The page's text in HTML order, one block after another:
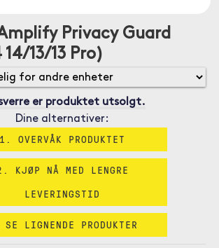
Privacy Guard
13/13 Pro)
er produktet utsolgt.
Dine alternativer:
1. OVERVÅK PRODUKTET
KJØP NÅ MED LENGRE
LEVERINGSTID
LIGNENDE PRODUKTER